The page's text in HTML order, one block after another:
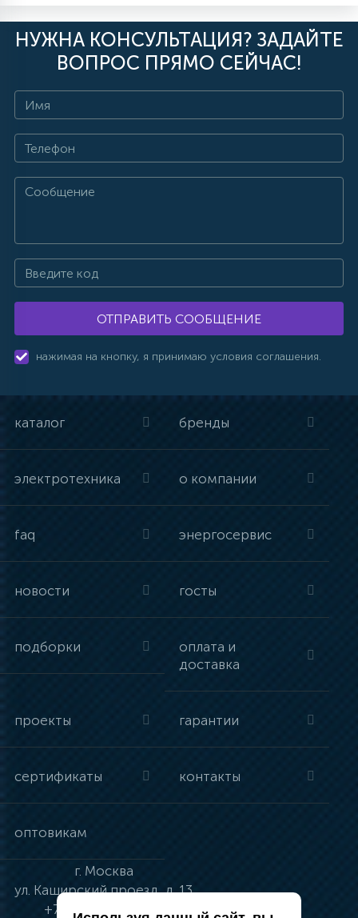
НУЖНА КОНСУЛЬТАЦИЯ? ЗАДАЙТЕ
ВОПРОС ПРЯМО СЕЙЧАС!
ОТПРАВИТЬ СООБЩЕНИЕ
нажимая на кнопку, я принимаю условия соглашения.
каталог бренды
электротехника о компании
faq энергосервис
новости госты
подборки
оплата и
доставка
проекты гарантии
сертификаты контакты
оптовикам
г. Москва
ул. Каширский проезд, д. 13
+7 (495) 134-41-83